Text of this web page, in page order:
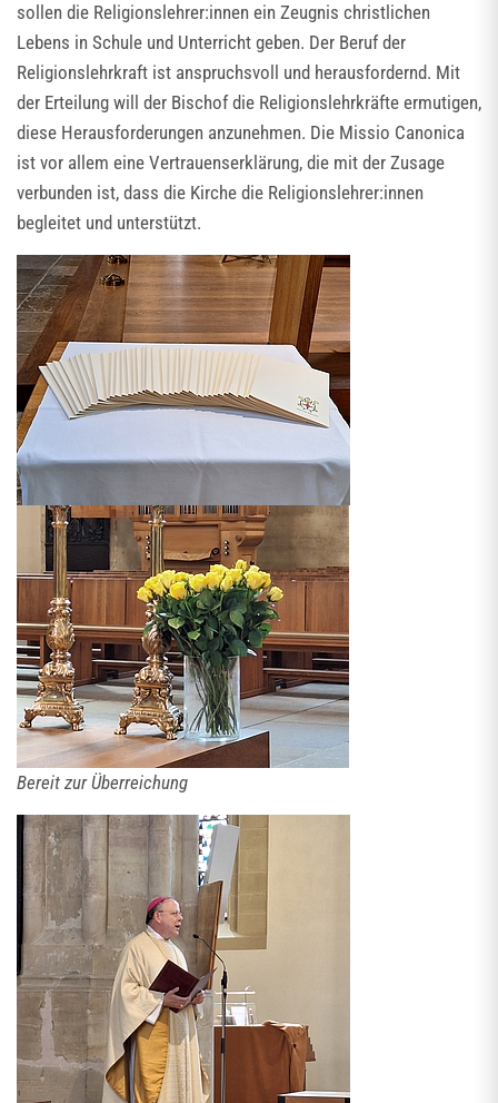
sollen die Religionslehrer:innen ein Zeugnis christlichen
Lebens in Schule und Unterricht geben. Der Beruf der
Religionslehrkraft ist anspruchsvoll und herausfordernd. Mit
der Erteilung will der Bischof die Religionslehrkräfte ermutigen,
diese Herausforderungen anzunehmen. Die Missio Canonica
ist vor allem eine Vertrauenserklärung, die mit der Zusage
verbunden ist, dass die Kirche die Religionslehrer:innen
begleitet und unterstützt.
Bereit zur Überreichung